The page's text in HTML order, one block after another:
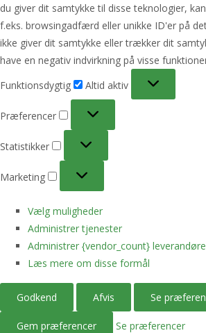
du giver dit samtykke til disse teknologier,
f.eks. browsingadfærd eller unikke ID'er på
ikke giver dit samtykke eller trækker dit
have en negativ indvirkning på visse
Funktionsdygtig
Altid aktiv
Præferencer
Statistikker
Marketing
Vælg muligheder
Administrer tjenester
Administrer {vendor_count}
Læs mere om disse formål
Godkend Afvis Se
Gem præferencer Se præferencer